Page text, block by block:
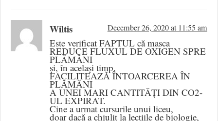
Wiltis December 26, 2020 at 11:55 am
Este verificat FAPTUL că masca
REDUCE FLUXUL DE OXIGEN SPRE
PLĂMÂNI
și, în același timp,
FACILITEAZĂ ÎNTOARCEREA ÎN
PLĂMÂNI
A UNEI MARI CANTITĂȚI DIN CO2-
UL EXPIRAT.
Cine a urmat cursurile unui liceu,
doar dacă a chiulit la lecțiile de biologie,